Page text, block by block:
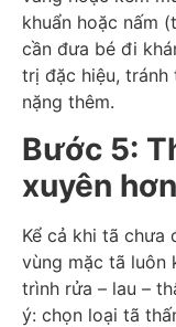
khuẩn hoặc nấm
cần đưa bé đi
trị đặc hiệu,
nặng thêm.
Bước 5:
xuyên
Kể cả khi tã chưa
vùng mặc tã luôn
trình rửa – lau –
ý: chọn loại tã